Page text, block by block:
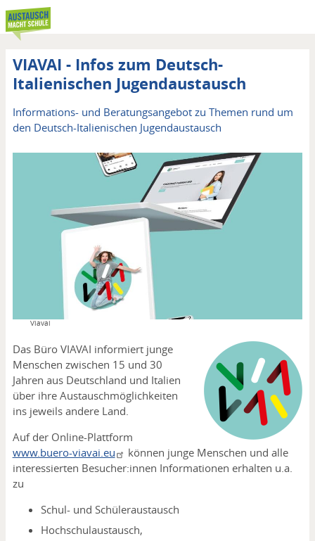
Direkt
zum
Inhalt
VIAVAI - Infos zum Deutsch-
Italienischen Jugendaustausch
Informations- und Beratungsangebot zu Themen rund um
den Deutsch-Italienischen Jugendaustausch
Copyright
Viavai
Das Büro VIAVAI informiert junge
Menschen zwischen 15 und 30
Jahren aus Deutschland und Italien
über ihre Austauschmöglichkeiten
ins jeweils andere Land.
Auf der Online-Plattform
www.buero-viavai.eu
können junge Menschen und alle
interessierten Besucher:innen Informationen erhalten u.a.
zu
Schul- und Schüleraustausch
Hochschulaustausch,